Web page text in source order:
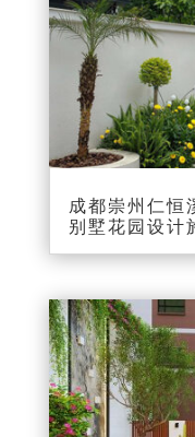
成都崇州仁恒
别墅花园设计